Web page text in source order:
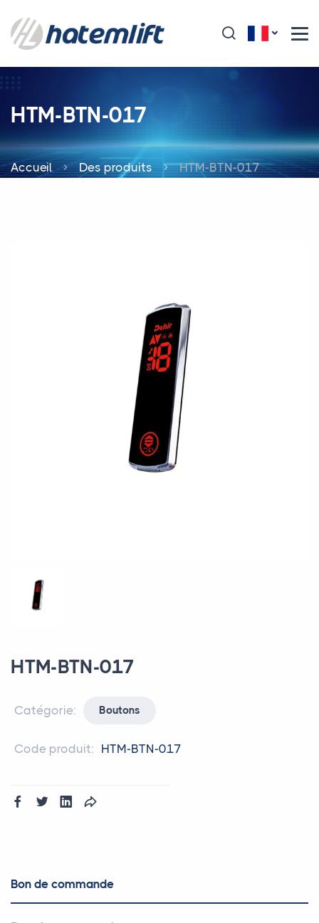
HTM-BTN-017
Accueil Des produits HTM-BTN-017
HTM-BTN-017
Catégorie: Boutons
Code produit: HTM-BTN-017
Bon de commande